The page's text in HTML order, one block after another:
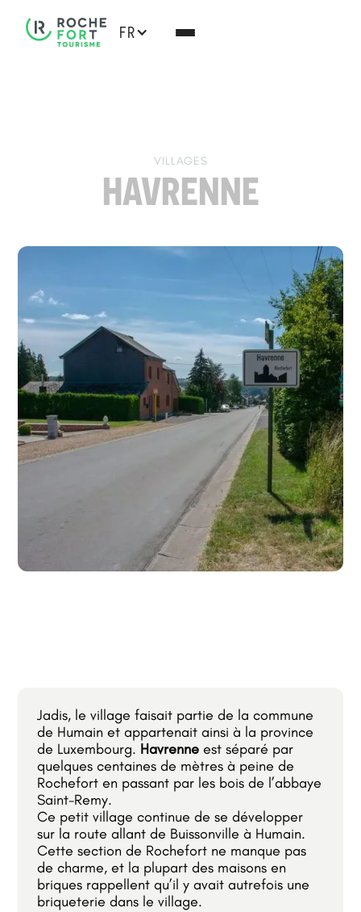
FR
VILLAGES
HAVRENNE
Jadis, le village faisait partie de la commune
de Humain et appartenait ainsi à la province
de Luxembourg. Havrenne est séparé par
quelques centaines de mètres à peine de
Rochefort en passant par les bois de l’abbaye
Saint-Remy.
Ce petit village continue de se développer
sur la route allant de Buissonville à Humain.
Cette section de Rochefort ne manque pas
de charme, et la plupart des maisons en
briques rappellent qu’il y avait autrefois une
briqueterie dans le village.